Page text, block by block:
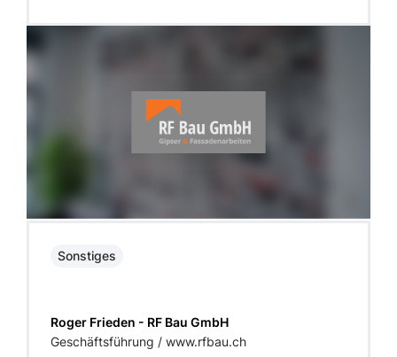
Sonstiges
Roger Frieden - RF Bau GmbH
Geschäftsführung / www.rfbau.ch